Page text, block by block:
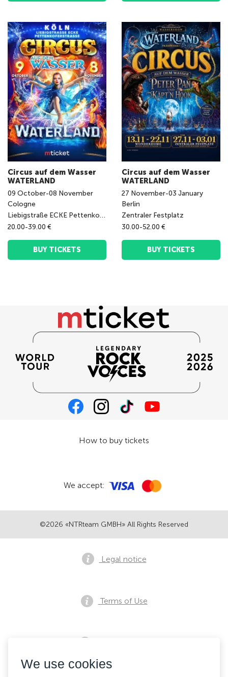
Circus auf dem Wasser
WATERLAND
09 October-08 November
Cologne
Liebigstraße ECKE Pettenkoferstraße
20.00-39.00 €
BUY TICKETS
Circus auf dem Wasser
WATERLAND
27 November-03 January
Berlin
Zentraler Festplatz
30.00-52.00 €
BUY TICKETS
©2026 «NTRteam GMBH» All Rights Reserved
How to buy tickets
We accept:
Legal notice
Terms of Use
We use cookies